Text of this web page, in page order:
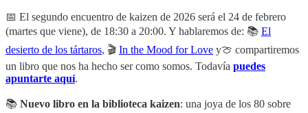
📅 El segundo encuentro de kaizen de 2026 será el 24 de febrero
(martes que viene), de 18:30 a 20:00. Y hablaremos de: 📚 El
desierto de los tártaros, 🎬 In the Mood for Love y🍈 compartiremos
un libro que nos ha hecho ser como somos. Todavía puedes
apuntarte aquí.
📚 Nuevo libro en la biblioteca kaizen: una joya de los 80 sobre